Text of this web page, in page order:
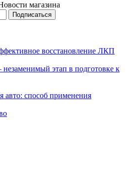
магазина
восстановление ЛКП
этап в подготовке к
авто: способ применения